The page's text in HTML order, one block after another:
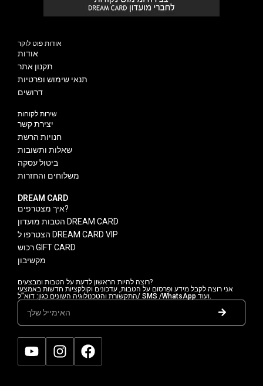
אודות פוט לוקר
אודות
תקנון אתר
תנאי שימוש ופרטיות
דרושים
שירות לקוחות
יצירת קשר
חנויות הרשת
שאלות ותשובות
ביטול עסקה
משלוחים והחזרות
DREAM CARD
איך מצטרפים?
הטבות מועדון DREAM CARD
הצטרפו ל DREAM CARD VIP
רכוש GIFT CARD
מקשיבון
רוצה להיות הראשון לדעת על הטבות ומבצעים?
אני רוצה לקבל מידע ופרסום על הטבות, עדכונים וקולקציות חדשות באמצעי
התקשורת והטכנולוגיה השונים כגון: דוא"ל/ SMS /WhatsApp ועוד.